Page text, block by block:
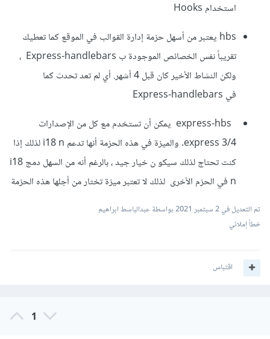
استخدام Hooks
hbs يعتبر من أسهل حزمة إدارة القوالب في الموقع كما تعطيك
تقريباً نفس الخصائص الموجودة ب Express-handlebars ،
ولكن النشاط الأخير كان قبل 4 أشهر. أي لم تعد تحدث كما
في Express-handlebars
express-hbs يمكن أن تستخدم مع كل من الإصدارات
express 3/4. والميزة في هذه الحزمة أنها تدعم i18 n لذلك إذا
كنت تحتاج لذلك سيكو ن خيار جيد ، بالرغم أنه من السهل دمج i18
n في الحزم الأخرى لذلك لا تعتبر ميزة تختار من أجلها هذه الحزمة
تم التعديل في2 سبتمبر 2021
بواسطة عبدالباسط ابراهيم
خطأ إملائي
اقتباس
1